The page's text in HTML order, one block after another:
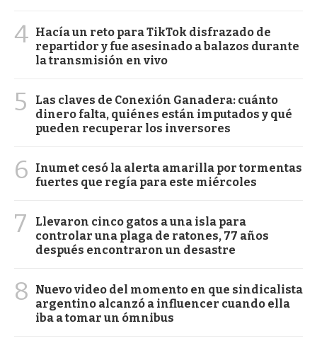
4 Hacía un reto para TikTok disfrazado de
repartidor y fue asesinado a balazos durante
la transmisión en vivo
5
Las claves de Conexión Ganadera: cuánto
dinero falta, quiénes están imputados y qué
pueden recuperar los inversores
6
Inumet cesó la alerta amarilla por tormentas
fuertes que regía para este miércoles
7
Llevaron cinco gatos a una isla para
controlar una plaga de ratones, 77 años
después encontraron un desastre
8
Nuevo video del momento en que sindicalista
argentino alcanzó a influencer cuando ella
iba a tomar un ómnibus